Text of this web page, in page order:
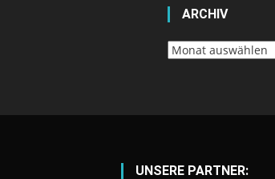
ARCHIV
Archiv
UNSERE PARTNER: